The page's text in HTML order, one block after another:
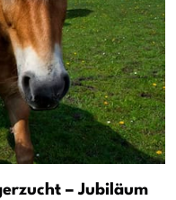
– Jubiläum